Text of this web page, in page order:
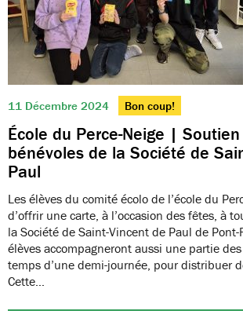
11 Décembre 2024 Bon coup!
École du Perce-Neige |
bénévoles de la Société de
Paul
Les élèves du comité écolo de l’école du
d’offrir une carte, à l’occasion des fêtes, à
la Société de Saint-Vincent de Paul de
élèves accompagneront aussi une partie
temps d’une demi-journée, pour distribuer
Cette…